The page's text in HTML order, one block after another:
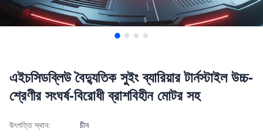
এইচসিডব্লিউ বৈদ্যুতিক সুইং ব্যারিয়ার টার্নস্টাইল উচ্চ-
শ্রেণীর সংঘর্ষ-বিরোধী ব্রাশবিহীন মোটর সহ
উৎপত্তি স্থান: চীন